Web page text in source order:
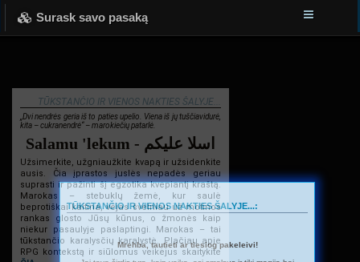
Surask savo pasaką
TŪKSTANČIO IR VIENOS NAKTIES ŠALYJE...
„Dvi nendrės geria iš to paties upelio. Viena iš jų tuščiavidurė,
kita – cukranendrė“ – marokiečių patarlė.
Salamu 'lekum - اسلا عليكم
Užsimerkite, užgniaužkite kvapą ir užsidenkite
ausis. Čia įprastos juslės nepadės geriau
suprasti ir pažinti šį egzotika kvepiantį kraštą.
Marokas – stebuklų žemė, kur saulė
beprotiškai kaitina, vėjas švelniau už motinos
rankas glosto Jūsų kūnus, o žmonės kaip
niekur pasaulyje paslaptingi. Marokas – tai
tūkstančio karalysčių karalystė. Plačiau apie
RPG kontekstą ir siūlomus veikėjus skaitykite
TŪKSTANČIO IR VIENOS NAKTIES ŠALYJE...:
Mrehba, tautieti ar tiesiog pakeleivi!